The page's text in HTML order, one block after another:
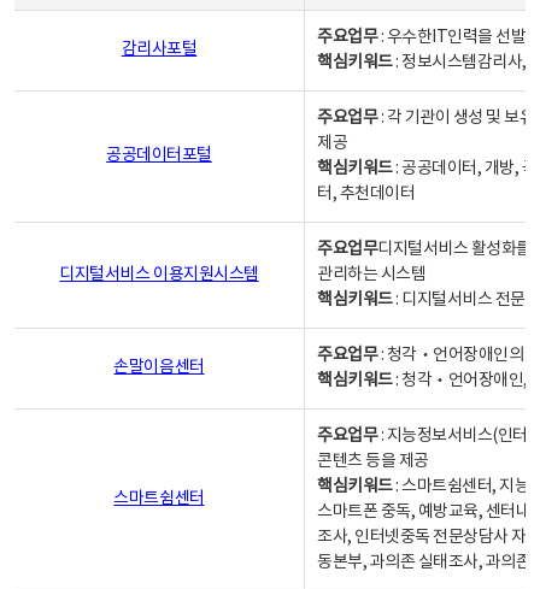
감리사포털
주요업무: 우수한IT인력을 선발
핵심키워드: 정보시스템감리사,
공공데이터포털
주요업무: 각 기관이 생성 및 보
제공
핵심키워드: 공공데이터, 개방,
터, 추천데이터
디지털서비스 이용지원시스템
주요업무디지털서비스 활성화를
관리하는 시스템
핵심키워드: 디지털서비스 전문
손말이음센터
주요업무: 청각‧언어장애인의
핵심키워드: 청각‧언어장애인,
스마트쉼센터
주요업무: 지능정보서비스(인터
콘텐츠 등을 제공
핵심키워드: 스마트쉼센터, 지능
스마트폰 중독, 예방교육, 센터내
조사, 인터넷중독 전문상담사 자
동본부, 과의존 실태조사, 과의존